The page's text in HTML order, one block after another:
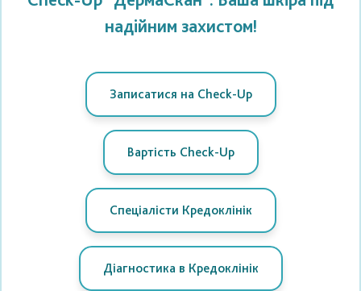
надійним захистом!
Записатися на Check-Up
Вартість Check-Up
Спеціалісти Кредоклінік
Діагностика в Кредоклінік